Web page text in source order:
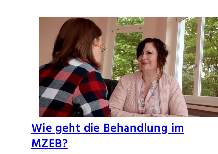
Wie geht die Behandlung im
MZEB?